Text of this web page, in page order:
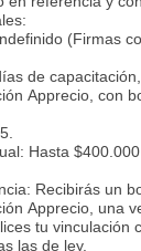
(Firmas
de
Apprecio, con
Hasta
Recibirás un
Apprecio, una
tu vinculación
las de ley.